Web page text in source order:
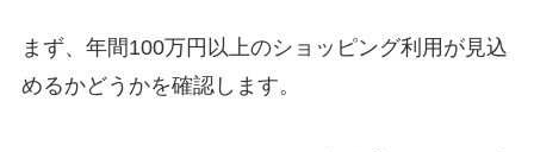
まず、年間100万円以上のショッピング利用が見込
めるかどうかを確認します。